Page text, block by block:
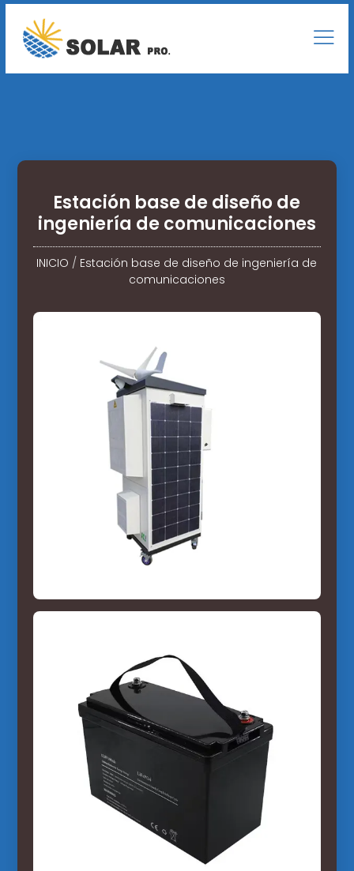
Estación base de diseño de
ingeniería de comunicaciones
INICIO / Estación base de diseño de ingeniería de
comunicaciones